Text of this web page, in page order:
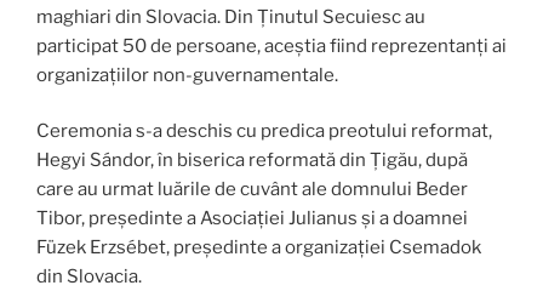
maghiari din Slovacia. Din Ținutul Secuiesc au
participat 50 de persoane, aceștia fiind reprezentanți ai
organizațiilor non-guvernamentale.
Ceremonia s-a deschis cu predica preotului reformat,
Hegyi Sándor, în biserica reformată din Țigău, după
care au urmat luările de cuvânt ale domnului Beder
Tibor, președinte a Asociației Julianus și a doamnei
Füzek Erzsébet, președinte a organizației Csemadok
din Slovacia.